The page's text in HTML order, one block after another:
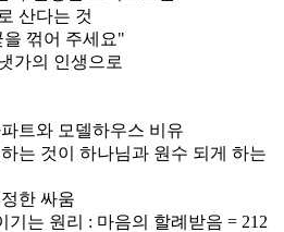
산다는 것
꺾어 주세요"
가의 인생으로
트와 모델하우스 비유
는 것이 하나님과 원수 되게 하는
한 싸움
기는 원리 : 마음의 할례받음 = 212